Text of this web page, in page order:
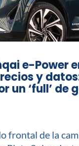
e-Power
y
un ‘full’ de